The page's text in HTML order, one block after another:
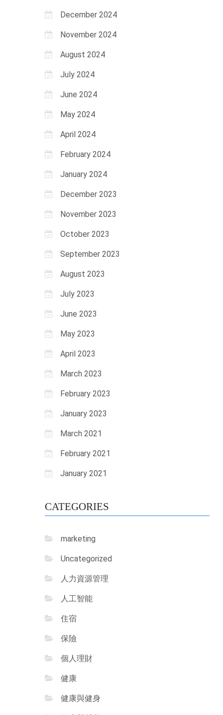
December 2024
November 2024
August 2024
July 2024
June 2024
May 2024
April 2024
February 2024
January 2024
December 2023
November 2023
October 2023
September 2023
August 2023
July 2023
June 2023
May 2023
April 2023
March 2023
February 2023
January 2023
March 2021
February 2021
January 2021
CATEGORIES
marketing
Uncategorized
人力資源管理
人工智能
住宿
保險
個人理財
健康
健康與健身